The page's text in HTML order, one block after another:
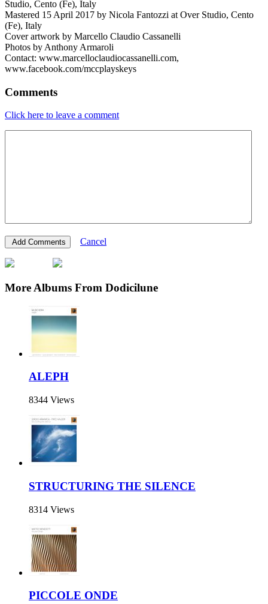
Studio, Cento (Fe), Italy
Mastered 15 April 2017 by Nicola Fantozzi at Over Studio, Cento
(Fe), Italy
Cover artwork by Marcello Claudio Cassanelli
Photos by Anthony Armaroli
Contact: www.marcelloclaudiocassanelli.com,
www.facebook.com/mccplayskeys
Comments
Click here to leave a comment
Cancel
More Albums From Dodicilune
ALEPH
8344 Views
STRUCTURING THE SILENCE
8314 Views
PICCOLE ONDE